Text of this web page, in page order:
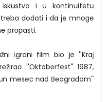
i u kontinuitetu
dodati i da je mnoge
propasti.
igrani film bio je ''Kraj
''Oktoberfest'' 1987,
mesec nad Beogradom''